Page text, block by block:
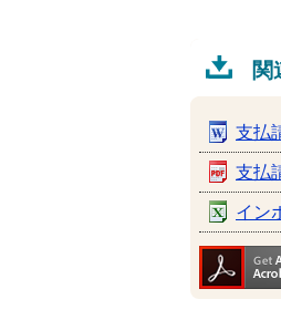
関
支払
支払
イン